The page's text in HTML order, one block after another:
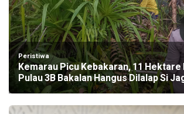
Peristiwa
Kemarau Picu Kebakaran, 11 Hektare
Pulau 3B Bakalan Hangus Dilalap Si